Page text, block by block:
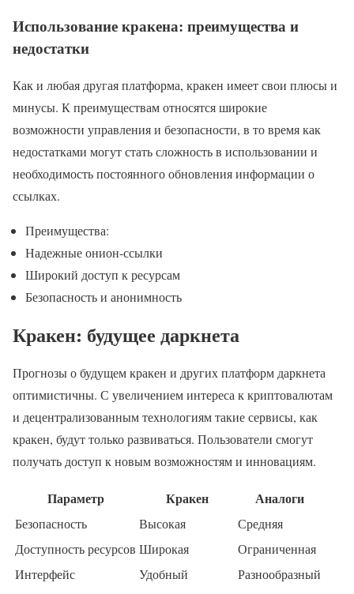
Использование кракена: преимущества и
недостатки
Как и любая другая платформа, кракен имеет свои плюсы и
минусы. К преимуществам относятся широкие
возможности управления и безопасности, в то время как
недостатками могут стать сложность в использовании и
необходимость постоянного обновления информации о
ссылках.
Преимущества:
Надежные онион-ссылки
Широкий доступ к ресурсам
Безопасность и анонимность
Кракен: будущее даркнета
Прогнозы о будущем кракен и других платформ даркнета
оптимистичны. С увеличением интереса к криптовалютам
и децентрализованным технологиям такие сервисы, как
кракен, будут только развиваться. Пользователи смогут
получать доступ к новым возможностям и инновациям.
Параметр Кракен Аналоги
Безопасность Высокая
Средняя
Доступность ресурсов Широкая
Ограниченная
Интерфейс
Удобный
Разнообразный